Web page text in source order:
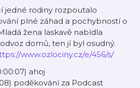
jedné rodiny rozpoutalo
plné záhad a pochybností o
žena laskavě nabídla
domů, ten jí byl osudný.
www.ozlociny.cz/e/456/s/
ahoj
poděkování za Podcast